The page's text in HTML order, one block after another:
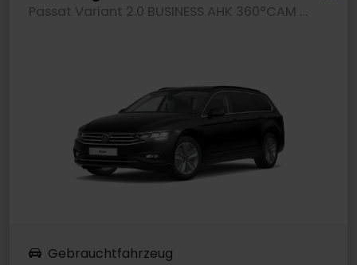
Passat Variant 2.0 BUSINESS AHK 360°CAM ACC LM17
Gebrauchtfahrzeug